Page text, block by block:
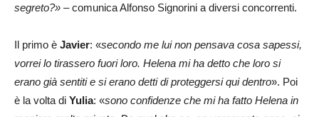
segreto?» –comunica Alfonso Signorini a diversi concorrenti.
Il primo è Javier: «secondo me lui non pensava cosa sapessi,
vorrei lo tirassero fuori loro. Helena mi ha detto che loro si
erano già sentiti e si erano detti di proteggersi qui dentro». Poi
è la volta di Yulia: «sono confidenze che mi ha fatto Helena in